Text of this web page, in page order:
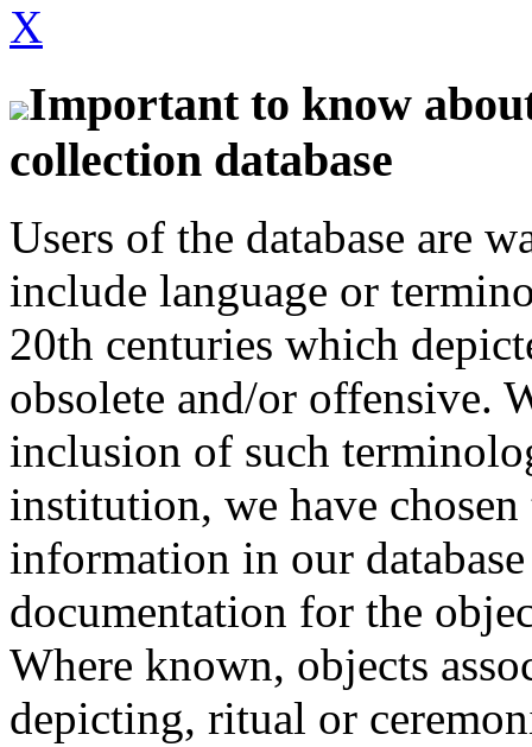
X
Important to know
collection database
Users of the database are
include language or
20th centuries which
obsolete and/or offensive.
inclusion of such
institution, we have
information in our
documentation for the
Where known, objects
depicting, ritual or